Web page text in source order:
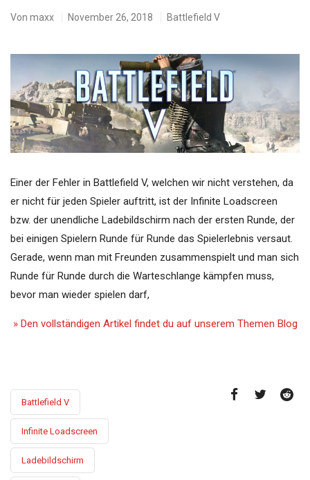
Von maxx November 26, 2018 Battlefield V
Einer der Fehler in Battlefield V, welchen wir nicht verstehen, da
er nicht für jeden Spieler auftritt, ist der Infinite Loadscreen
bzw. der unendliche Ladebildschirm nach der ersten Runde, der
bei einigen Spielern Runde für Runde das Spielerlebnis versaut.
Gerade, wenn man mit Freunden zusammenspielt und man sich
Runde für Runde durch die Warteschlange kämpfen muss,
bevor man wieder spielen darf,
» Den vollständigen Artikel findet du auf unserem Themen Blog
Battlefield V
Infinite Loadscreen
Ladebildschirm